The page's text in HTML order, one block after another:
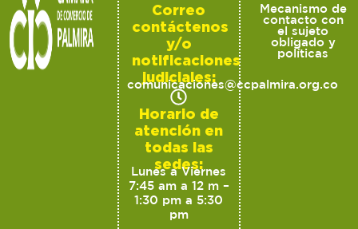
Correo
contáctenos
y/o
notificaciones
judiciales:
comunicaciones@ccpalmira.org.co
Horario de
atención en
todas las
sedes:
Lunes a Viernes
7:45 am a 12 m –
1:30 pm a 5:30
pm
Mecanismo de
contacto con
el sujeto
obligado y
políticas